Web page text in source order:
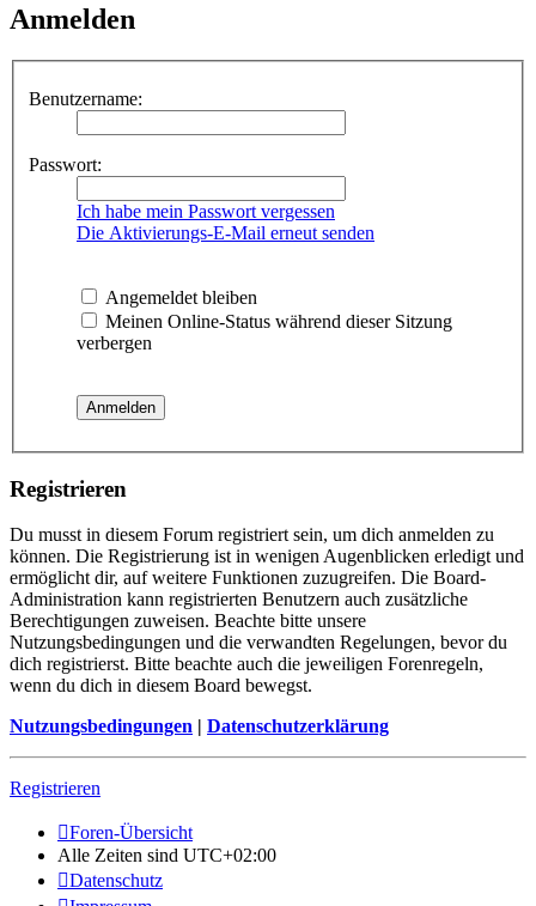
Anmelden
Benutzername:
Passwort:
Ich habe mein Passwort vergessen
Die Aktivierungs-E-Mail erneut senden
Angemeldet bleiben
Meinen Online-Status während dieser Sitzung
verbergen
Registrieren
Du musst in diesem Forum registriert sein, um dich anmelden zu
können. Die Registrierung ist in wenigen Augenblicken erledigt und
ermöglicht dir, auf weitere Funktionen zuzugreifen. Die Board-
Administration kann registrierten Benutzern auch zusätzliche
Berechtigungen zuweisen. Beachte bitte unsere
Nutzungsbedingungen und die verwandten Regelungen, bevor du
dich registrierst. Bitte beachte auch die jeweiligen Forenregeln,
wenn du dich in diesem Board bewegst.
Nutzungsbedingungen | Datenschutzerklärung
Registrieren
Foren-Übersicht
Alle Zeiten sind UTC+02:00
Datenschutz